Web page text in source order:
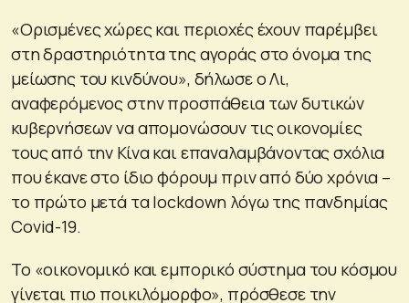
«Ορισμένες χώρες και περιοχές έχουν παρέμβει
στη δραστηριότητα της αγοράς στο όνομα της
μείωσης του κινδύνου», δήλωσε ο Λι,
αναφερόμενος στην προσπάθεια των δυτικών
κυβερνήσεων να απομονώσουν τις οικονομίες
τους από την Κίνα και επαναλαμβάνοντας σχόλια
που έκανε στο ίδιο φόρουμ πριν από δύο χρόνια –
το πρώτο μετά τα lockdown λόγω της πανδημίας
Covid-19.
Το «οικονομικό και εμπορικό σύστημα του κόσμου
γίνεται πιο ποικιλόμορφο», πρόσθεσε την